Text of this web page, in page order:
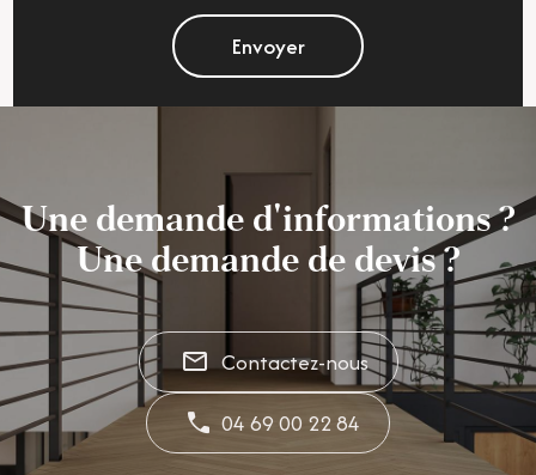
Une demande d'informations ?
Une demande de devis ?
mail_outline Contactez-nous
04 69 00 22 84